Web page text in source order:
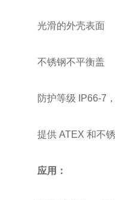
光滑的外壳表面
不锈钢不平衡盖
防护等级 IP66-7
提供 ATEX 和不
应用：